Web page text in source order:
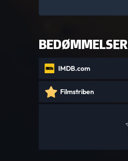
BEDØMMELSER
IMDB.com
Filmstriben